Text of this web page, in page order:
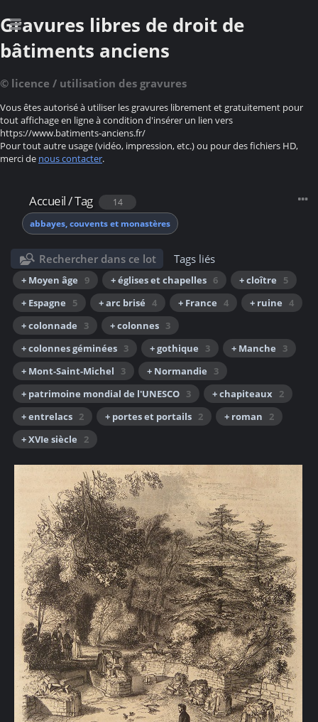
Gravures libres de droit de
bâtiments anciens
© licence / utilisation des gravures
Vous êtes autorisé à utiliser les gravures librement et gratuitement pour
tout affichage en ligne à condition d'insérer un lien vers
https://www.batiments-anciens.fr/
Pour tout autre usage (vidéo, impression, etc.) ou pour des fichiers HD,
merci de nous contacter.
Accueil/Tag
14
abbayes, couvents et monastères
Rechercher dans ce lot Tags liés
+ Moyen âge 9 + églises et chapelles 6 + cloître
5
+ Espagne
5 + arc brisé 4 + France 4 + ruine 4
+ colonnade
3 + colonnes 3
+ colonnes géminées 3 + gothique 3 + Manche
3
+ Mont-Saint-Michel
3 + Normandie
3
+ patrimoine mondial de l'UNESCO 3 + chapiteaux 2
+ entrelacs 2 + portes et portails 2 + roman
2
+ XVIe siècle
2